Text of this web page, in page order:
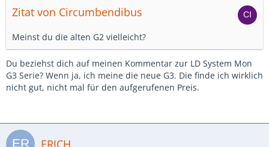
Zitat von Circumbendibus
Meinst du die alten G2 vielleicht?
Du beziehst dich auf meinen Kommentar zur LD System Mon
G3 Serie? Wenn ja, ich meine die neue G3. Die finde ich wirklich
nicht gut, nicht mal für den aufgerufenen Preis.
ERICH